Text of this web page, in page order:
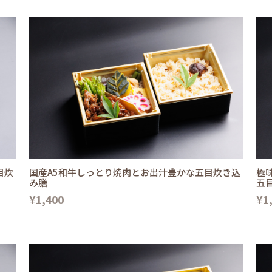
炊
国産A5和牛しっとり焼肉とお出汁豊かな五目炊き込
み膳
¥1,400
極
五